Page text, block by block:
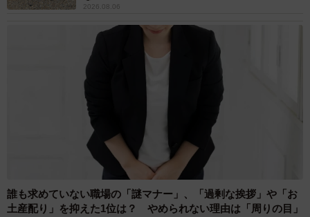
2026.08.06
誰も求めていない職場の「謎マナー」、「過剰な挨拶」や「お
土産配り」を抑えた1位は？ やめられない理由は「周りの目」